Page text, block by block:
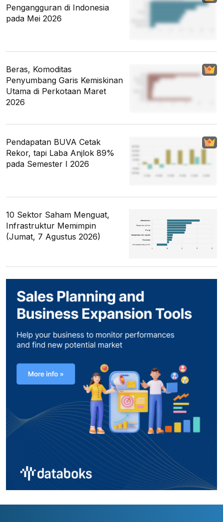
Pengangguran di Indonesia
pada Mei 2026
Beras, Komoditas
Penyumbang Garis Kemiskinan
Utama di Perkotaan Maret
2026
Pendapatan BUVA Cetak
Rekor, tapi Laba Anjlok 89%
pada Semester I 2026
10 Sektor Saham Menguat,
Infrastruktur Memimpin
(Jumat, 7 Agustus 2026)